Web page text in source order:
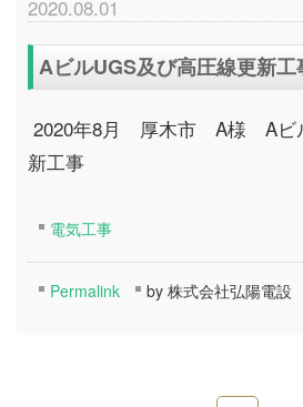
2020.08.01
AビルUGS及び高圧線更新工
2020年8月 厚木市 A様 Aビ
新工事
電気工事
Permalink by 株式会社弘陽電設